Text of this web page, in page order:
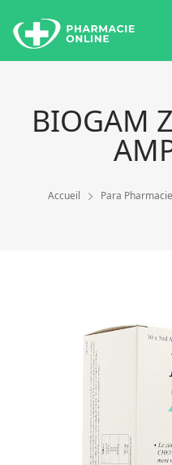
BIOGAM
Accueil Para Pharmacie